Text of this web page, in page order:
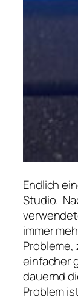
Endlich
Studio.
immer
einfacher
dauernd
Problem